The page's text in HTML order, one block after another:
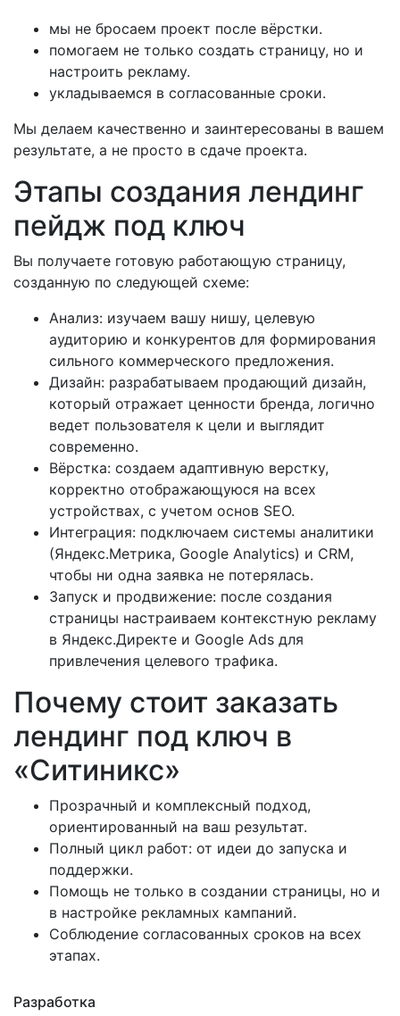
мы не бросаем проект после вёрстки.
помогаем не только создать страницу, но и
настроить рекламу.
укладываемся в согласованные сроки.
Мы делаем качественно и заинтересованы в вашем
результате, а не просто в сдаче проекта.
Этапы создания лендинг
пейдж под ключ
Вы получаете готовую работающую страницу,
созданную по следующей схеме:
Анализ: изучаем вашу нишу, целевую
аудиторию и конкурентов для формирования
сильного коммерческого предложения.
Дизайн: разрабатываем продающий дизайн,
который отражает ценности бренда, логично
ведет пользователя к цели и выглядит
современно.
Вёрстка: создаем адаптивную верстку,
корректно отображающуюся на всех
устройствах, с учетом основ SEO.
Интеграция: подключаем системы аналитики
(Яндекс.Метрика, Google Analytics) и CRM,
чтобы ни одна заявка не потерялась.
Запуск и продвижение: после создания
страницы настраиваем контекстную рекламу
в Яндекс.Директе и Google Ads для
привлечения целевого трафика.
Почему стоит заказать
лендинг под ключ в
«Ситиникс»
Прозрачный и комплексный подход,
ориентированный на ваш результат.
Полный цикл работ: от идеи до запуска и
поддержки.
Помощь не только в создании страницы, но и
в настройке рекламных кампаний.
Соблюдение согласованных сроков на всех
этапах.
Разработка